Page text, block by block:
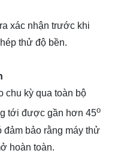
xác nhận trước khi
thử độ bền.
chu kỳ qua toàn bộ
tới được gần hơn 45o
bảo rằng máy thử
hoàn toàn.